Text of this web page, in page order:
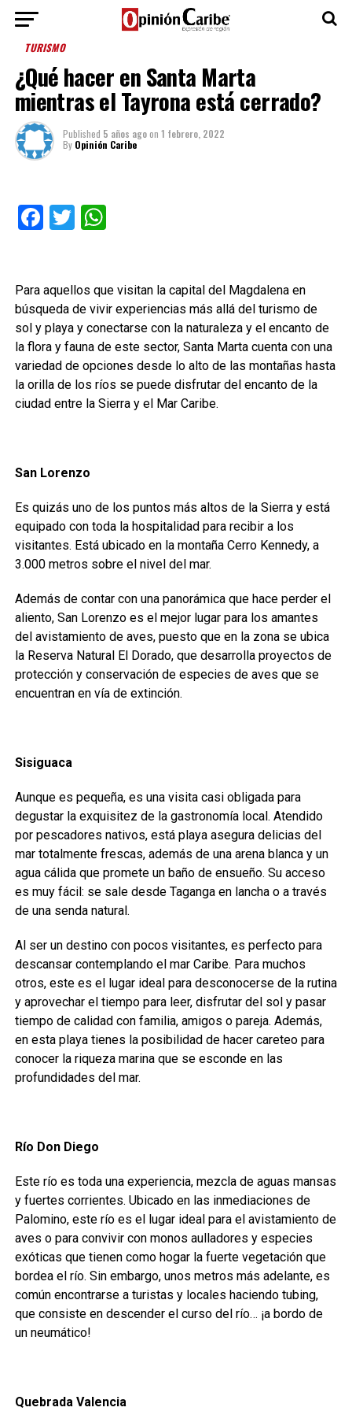
TURISMO
¿Qué hacer en Santa Marta
mientras el Tayrona está cerrado?
Published 5 años agoon 1 febrero, 2022
By Opinión Caribe
Facebook
TwitterWhatsApp
Para aquellos que visitan la capital del Magdalena en
búsqueda de vivir experiencias más allá del turismo de
sol y playa y conectarse con la naturaleza y el encanto de
la flora y fauna de este sector, Santa Marta cuenta con una
variedad de opciones desde lo alto de las montañas hasta
la orilla de los ríos se puede disfrutar del encanto de la
ciudad entre la Sierra y el Mar Caribe.
San Lorenzo
Es quizás uno de los puntos más altos de la Sierra y está
equipado con toda la hospitalidad para recibir a los
visitantes. Está ubicado en la montaña Cerro Kennedy, a
3.000 metros sobre el nivel del mar.
Además de contar con una panorámica que hace perder el
aliento, San Lorenzo es el mejor lugar para los amantes
del avistamiento de aves, puesto que en la zona se ubica
la Reserva Natural El Dorado, que desarrolla proyectos de
protección y conservación de especies de aves que se
encuentran en vía de extinción.
Sisiguaca
Aunque es pequeña, es una visita casi obligada para
degustar la exquisitez de la gastronomía local. Atendido
por pescadores nativos, está playa asegura delicias del
mar totalmente frescas, además de una arena blanca y un
agua cálida que promete un baño de ensueño. Su acceso
es muy fácil: se sale desde Taganga en lancha o a través
de una senda natural.
Al ser un destino con pocos visitantes, es perfecto para
descansar contemplando el mar Caribe. Para muchos
otros, este es el lugar ideal para desconocerse de la rutina
y aprovechar el tiempo para leer, disfrutar del sol y pasar
tiempo de calidad con familia, amigos o pareja. Además,
en esta playa tienes la posibilidad de hacer careteo para
conocer la riqueza marina que se esconde en las
profundidades del mar.
Río Don Diego
Este río es toda una experiencia, mezcla de aguas mansas
y fuertes corrientes. Ubicado en las inmediaciones de
Palomino, este río es el lugar ideal para el avistamiento de
aves o para convivir con monos aulladores y especies
exóticas que tienen como hogar la fuerte vegetación que
bordea el río. Sin embargo, unos metros más adelante, es
común encontrarse a turistas y locales haciendo tubing,
que consiste en descender el curso del río… ¡a bordo de
un neumático!
Quebrada Valencia